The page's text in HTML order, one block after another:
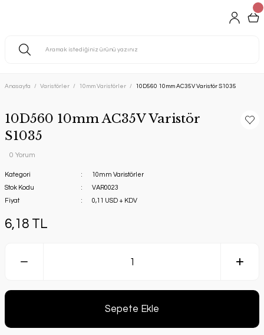
Anasayfa Varistörler 10mm Varistörler 10D560 10mm AC35V Varistör S1035
10D560 10mm AC35V Varistör
S1035
0 Yorum
Kategori
10mm Varistörler
Stok Kodu
VAR0023
Fiyat
0,11 USD + KDV
6,18 TL
Sepete Ekle